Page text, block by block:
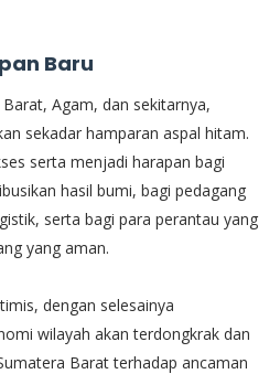
Baru
Agam, dan sekitarnya,
sekadar hamparan aspal hitam.
serta menjadi harapan bagi
hasil bumi, bagi pedagang
serta bagi para perantau yang
yang aman.
dengan selesainya
wilayah akan terdongkrak dan
Barat terhadap ancaman